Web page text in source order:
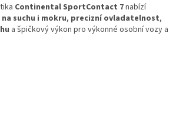
Continental SportContact 7nabízí
suchu i mokru, precizní ovladatelnost,
a špičkový výkon pro výkonné osobní vozy a